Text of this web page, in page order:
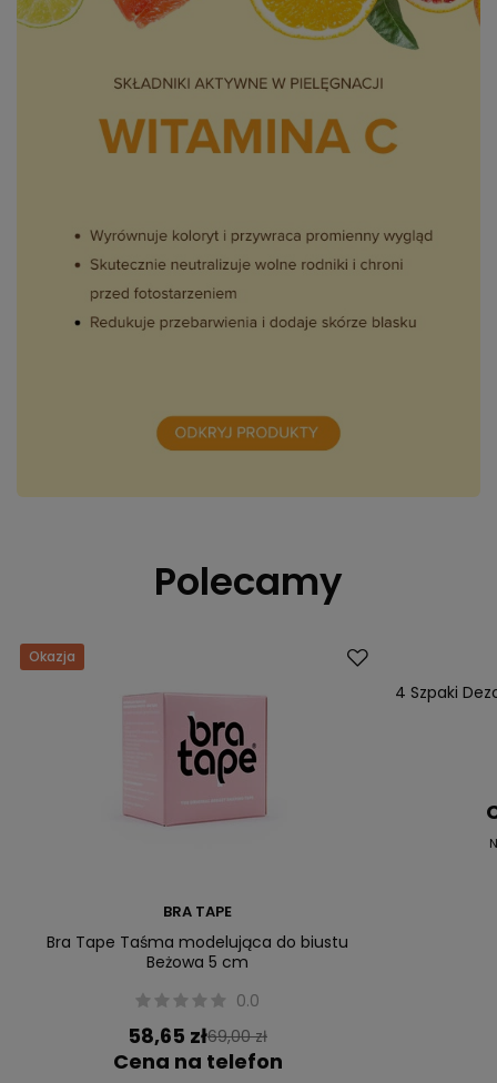
Polecamy
Okazja
BRA TAPE
Bra Tape Taśma modelująca do biustu
Beżowa 5 cm
0.0
58,65 zł69,00 zł
Cena na telefon
Nasz
4 Szpaki